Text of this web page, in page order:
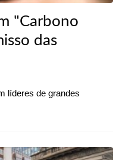
"Carbono
das
líderes de grandes